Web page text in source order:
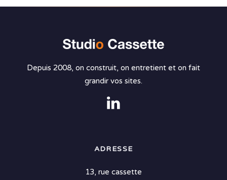
Depuis 2008, on construit, on entretient et on fait
grandir vos sites.
ADRESSE
13, rue cassette